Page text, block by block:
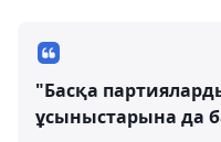
"Басқа
ұсыныстарына да